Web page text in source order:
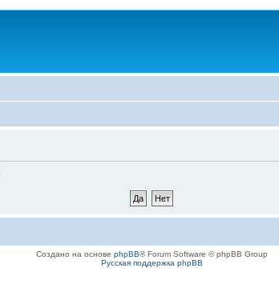
Создано на основе phpBB® Forum Software © phpBB Group
Русская поддержка phpBB